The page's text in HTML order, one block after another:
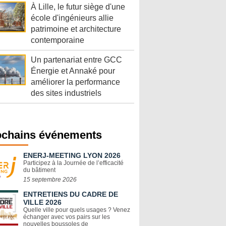
À Lille, le futur siège d'une
école d'ingénieurs allie
patrimoine et architecture
contemporaine
Un partenariat entre GCC
Énergie et Annaké pour
améliorer la performance
des sites industriels
événements
ENERJ-MEETING LYON 2026
Participez à la Journée de l’efficacité
du bâtiment
15 septembre 2026
ENTRETIENS DU CADRE DE
VILLE 2026
Quelle ville pour quels usages ? Venez
échanger avec vos pairs sur les
nouvelles boussoles de